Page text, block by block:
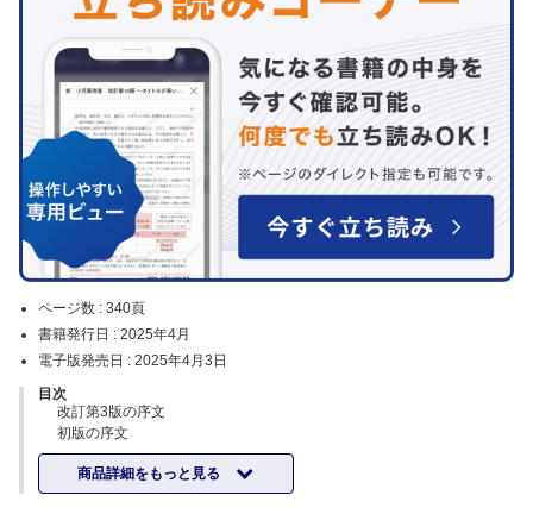
ページ数 : 340頁
書籍発行日 : 2025年4月
電子版発売日 : 2025年4月3日
目次
改訂第3版の序文
初版の序文
編集・執筆者一覧
第1章 総 論
1 単純X線写真の読み方 神島 保
商品詳細をもっと見る